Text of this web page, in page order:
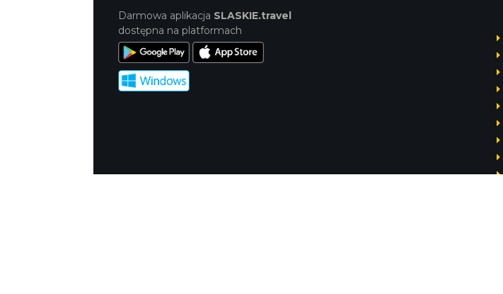
Darmowa aplikacja SLASKIE.travel
dostępna na platformach